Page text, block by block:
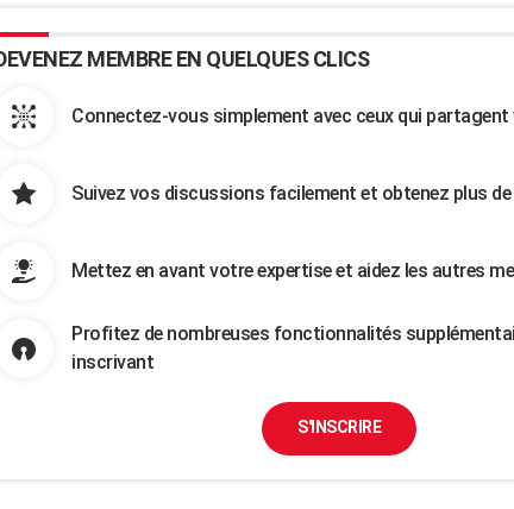
MEMBRE EN QUELQUES CLICS
Connectez-vous simplement avec ceux qui
Suivez vos discussions facilement et obtenez plus
Mettez en avant votre expertise et aidez les autres
Profitez de nombreuses fonctionnalités
inscrivant
S'INSCRIRE